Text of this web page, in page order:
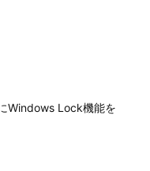
Windows Lock機能を